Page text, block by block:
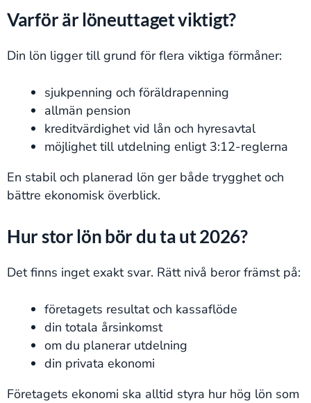
Varför är löneuttaget viktigt?
Din lön ligger till grund för flera viktiga förmåner:
sjukpenning och föräldrapenning
allmän pension
kreditvärdighet vid lån och hyresavtal
möjlighet till utdelning enligt 3:12-reglerna
En stabil och planerad lön ger både trygghet och
bättre ekonomisk överblick.
Hur stor lön bör du ta ut 2026?
Det finns inget exakt svar. Rätt nivå beror främst på:
företagets resultat och kassaflöde
din totala årsinkomst
om du planerar utdelning
din privata ekonomi
Företagets ekonomi ska alltid styra hur hög lön som